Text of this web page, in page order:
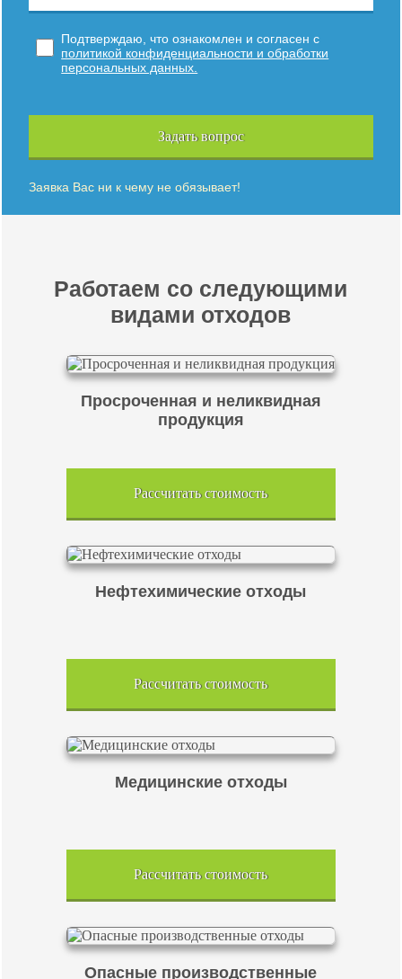
Подтверждаю, что ознакомлен и согласен с
политикой конфиденциальности и обработки
персональных данных.
Задать вопрос
Заявка Вас ни к чему не обязывает!
Работаем со следующими
видами отходов
Просроченная и неликвидная
продукция
Рассчитать стоимость
Нефтехимические отходы
Рассчитать стоимость
Медицинские отходы
Рассчитать стоимость
Опасные производственные